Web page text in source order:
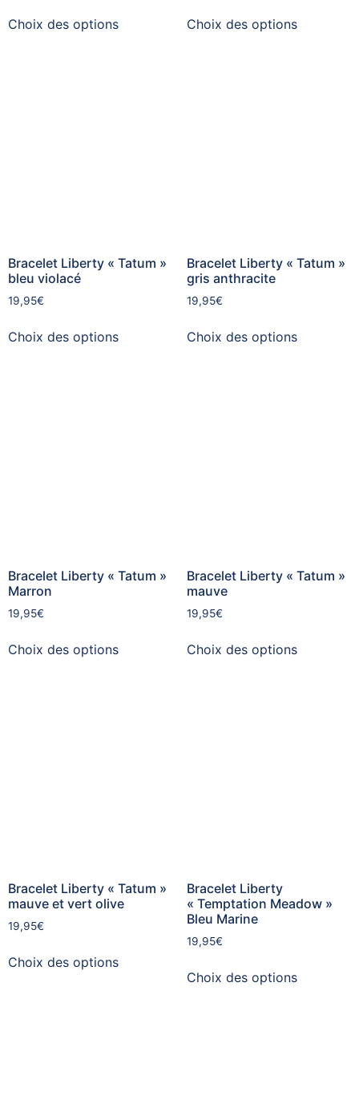
Choix des options Choix des options
Bracelet Liberty « Tatum »
bleu violacé
19,95€
Choix des options
Bracelet Liberty « Tatum »
gris anthracite
19,95€
Choix des options
Bracelet Liberty « Tatum »
Marron
19,95€
Choix des options
Bracelet Liberty « Tatum »
mauve
19,95€
Choix des options
Bracelet Liberty « Tatum »
mauve et vert olive
19,95€
Choix des options
Bracelet Liberty
« Temptation Meadow »
Bleu Marine
19,95€
Choix des options